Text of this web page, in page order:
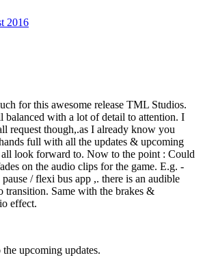
2016
for this awesome release TML Studios.
balanced with a lot of detail to attention. I
request though,.as I already know you
full with all the updates & upcoming
all look forward to. Now to the point : Could
on the audio clips for the game. E.g. -
/ flexi bus app ,. there is an audible
transition. Same with the brakes &
effect.
upcoming updates.